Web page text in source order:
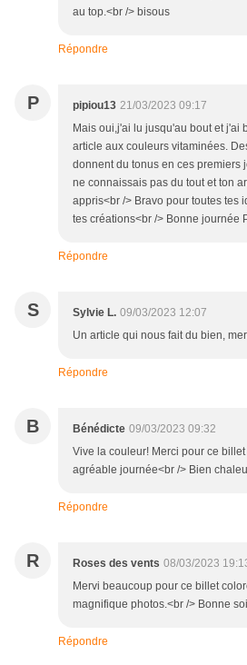
au top.<br /> bisous
Répondre
P pipiou13 21/03/2023 09:17
Mais oui,j'ai lu jusqu'au bout et j'ai
article aux couleurs vitaminées.
donnent du tonus en ces premiers
ne connaissais pas du tout et ton
appris<br /> Bravo pour toutes tes
tes créations<br /> Bonne journée
Répondre
S Sylvie L. 09/03/2023 12:07
Un article qui nous fait du bien,
Répondre
B Bénédicte 09/03/2023 09:32
Vive la couleur! Merci pour ce
agréable journée<br /> Bien
Répondre
R Roses des vents 08/03/2023
Mervi beaucoup pour ce billet
magnifique photos.<br /> Bonne
Répondre